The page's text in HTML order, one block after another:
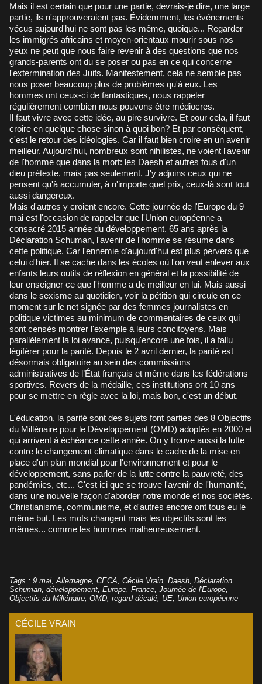
Mais il est certain que pour une partie, devrais-je dire, une large
partie, ils n'approuveraient pas. Évidemment, les événements
vécus aujourd'hui ne sont pas les même, quoique... Regarder
les immigrés africains et moyen-orientaux mourir sous nos
yeux ne peut que nous faire revenir à des questions que nos
grands-parents ont du se poser ou pas en ce qui concerne
l'extermination des Juifs. Manifestement, cela ne semble pas
nous poser beaucoup plus de problèmes qu'à eux. Les
hommes ont ceux-ci de fantastiques, nous rappeler
régulièrement combien nous pouvons être médiocres.
Il faut vivre avec cette idée, au pire survivre. Et pour cela, il faut
croire en quelque chose sinon à quoi bon? Et par conséquent,
c'est le retour des idéologies. Car il faut bien croire en un avenir
meilleur. Aujourd'hui, nombreux sont nihilistes, ne voient l'avenir
de l'homme que dans la mort: les Daesh et autres fous d'un
dieu prétexte, mais pas seulement. J'y adjoins ceux qui ne
pensent qu'à accumuler, à n'importe quel prix, ceux-là sont tout
aussi dangereux.
Mais d'autres y croient encore. Cette journée de l'Europe du 9
mai est l'occasion de rappeler que l'Union européenne a
consacré 2015 année du développement. 65 ans après la
Déclaration Schuman, l'avenir de l'homme se résume dans
cette politique. Car l'ennemie d'aujourd'hui est plus pervers que
celui d'hier. Il se cache dans les écoles où l'on veut enlever aux
enfants leurs outils de réflexion en général et la possibilité de
leur enseigner ce que l'homme a de meilleur en lui. Mais aussi
dans le sexisme au quotidien, voir la pétition qui circule en ce
moment sur le net signée par des femmes journalistes en
politique victimes au minimum de commentaires de ceux qui
sont censés montrer l'exemple à leurs concitoyens. Mais
parallèlement la loi avance, puisqu'encore une fois, il a fallu
légiférer pour la parité. Depuis le 2 avril dernier, la parité est
désormais obligatoire au sein des commissions
administratives de l’État français et même dans les fédérations
sportives. Revers de la médaille, ces institutions ont 10 ans
pour se mettre en règle avec la loi, mais bon, c'est un début.
L'éducation, la parité sont des sujets font parties des 8 Objectifs
du Millénaire pour le Développement (OMD) adoptés en 2000 et
qui arrivent à échéance cette année. On y trouve aussi la lutte
contre le changement climatique dans le cadre de la mise en
place d'un plan mondial pour l'environnement et pour le
développement, sans parler de la lutte contre la pauvreté, des
pandémies, etc... C'est ici que se trouve l'avenir de l'humanité,
dans une nouvelle façon d'aborder notre monde et nos sociétés.
Christianisme, communisme, et d'autres encore ont tous eu le
même but. Les mots changent mais les objectifs sont les
mêmes... comme les hommes malheureusement.
Tags : 9 mai Allemagne CECA Cécile Vrain Daesh Déclaration
Schuman développement Europe France Journée de l'Europe
Objectifs du Millénaire OMD regard décalé UE Union européenne
CÉCILE VRAIN